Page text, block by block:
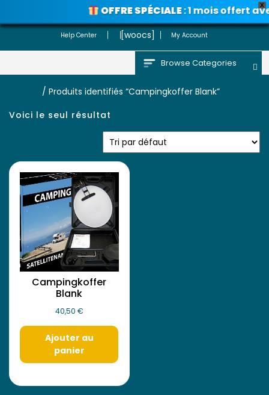
X
OFFRE SPÉCIALE: 1 mois offert
Voir les promos
Help Center [woocs] My Account
Browse Categories
/ Produits identifiés “Campingkoffer Blank”
Voici le seul résultat
Campingkoffer
Blank
40,50 €
Ajouter au
panier